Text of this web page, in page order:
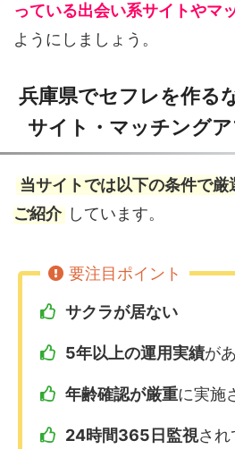
っている出会い系サイトやマ
ようにしましょう。
兵庫県でセフレを作る
サイト・マッチングア
当サイトでは以下の条件で
ご紹介 しています。
サクラが居ない
5年以上の運用実績が
年齢確認が厳重に実施
24時間365日監視され